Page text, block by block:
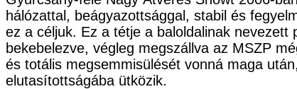
hálózattal, beágyazottsággal, stabil és
ez a céljuk. Ez a tétje a baloldalinak
bekebelezve, végleg megszállva az MSZP
és totális megsemmisülését vonná maga
elutasítottságába ütközik.